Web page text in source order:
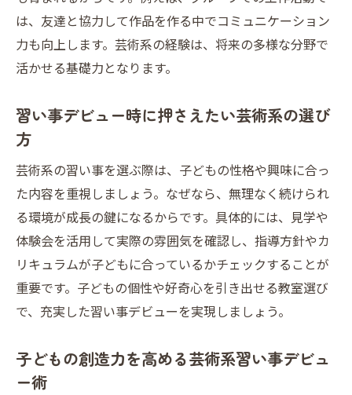
は、友達と協力して作品を作る中でコミュニケーション
力も向上します。芸術系の経験は、将来の多様な分野で
活かせる基礎力となります。
習い事デビュー時に押さえたい芸術系の選び
方
芸術系の習い事を選ぶ際は、子どもの性格や興味に合っ
た内容を重視しましょう。なぜなら、無理なく続けられ
る環境が成長の鍵になるからです。具体的には、見学や
体験会を活用して実際の雰囲気を確認し、指導方針やカ
リキュラムが子どもに合っているかチェックすることが
重要です。子どもの個性や好奇心を引き出せる教室選び
で、充実した習い事デビューを実現しましょう。
子どもの創造力を高める芸術系習い事デビュ
ー術